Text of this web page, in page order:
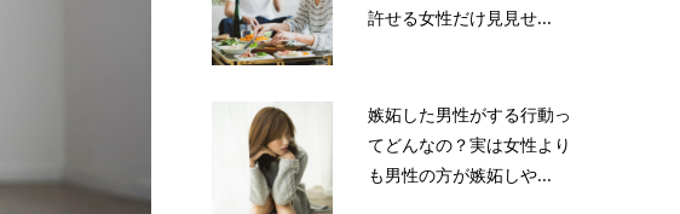
許せる女性だけ見見せ...
嫉妬した男性がする行動っ
てどんなの？実は女性より
も男性の方が嫉妬しや...